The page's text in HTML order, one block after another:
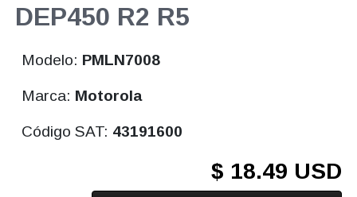
DEP450 R2 R5
Modelo: PMLN7008
Marca: Motorola
Código SAT: 43191600
$ 18.49 USD